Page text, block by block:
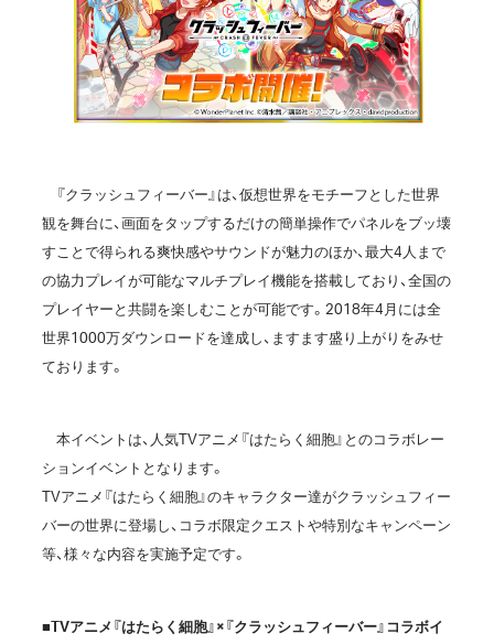
『クラッシュフィーバー』は、仮想世界をモチーフとした世界
観を舞台に、画面をタップするだけの簡単操作でパネルをブッ壊
すことで得られる爽快感やサウンドが魅力のほか、最大4人まで
の協力プレイが可能なマルチプレイ機能を搭載しており、全国の
プレイヤーと共闘を楽しむことが可能です。2018年4月には全
世界1000万ダウンロードを達成し、ますます盛り上がりをみせ
ております。
本イベントは、人気TVアニメ『はたらく細胞』とのコラボレー
ションイベントとなります。
TVアニメ『はたらく細胞』のキャラクター達がクラッシュフィー
バーの世界に登場し、コラボ限定クエストや特別なキャンペーン
等、様々な内容を実施予定です。
■TVアニメ『はたらく細胞』×『クラッシュフィーバー』コラボイ